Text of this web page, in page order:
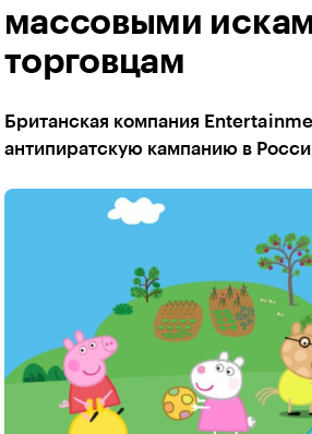
массовыми
торговцам
Британская компания
антипиратскую кампанию в